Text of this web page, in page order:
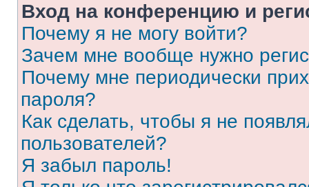
Вход на конференцию и
Почему я не могу войти?
Зачем мне вообще нужно
Почему мне периодически
пароля?
Как сделать, чтобы я не
пользователей?
Я забыл пароль!